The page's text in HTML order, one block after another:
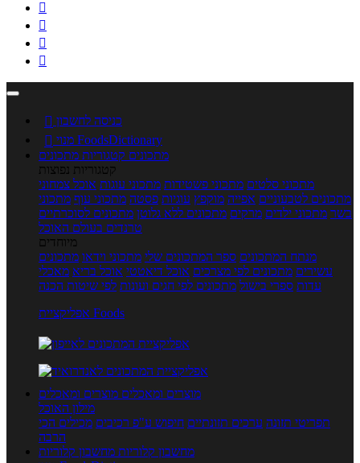




 כניסה לחשבון

מנוי FoodsDictionary
מתכונים קטגוריות מתכונים
קטגוריות נפוצות
מתכוני סלטים מתכוני פשטידות מתכוני עוגות אוכל צמחוני
מתכונים לטבעוניים אפייה מוקפץ עוגיות פסטה מתכוני עוף מתכוני
בשר מתכוני ילדים מרקים מתכונים ללא גלוטן מתכונים לסוכרתיים
טרנדים בעולם האוכל
מיוחדים
מנתח המתכונים ספר המתכונים שלי מתכוני וידאו מתכונים
עשירים מתכונים לפי מצרכים אוכל דיאטטי אוכל בריא מאכלי
עדות ספרי בישול מתכונים לפי חגים ועונות לפי שיטות הכנה
אפליקציית Foods
מוצרים ומאכלים מוצרים ומאכלים
מילון האוכל
תפריטי תזונה ערכים תזונתיים חיפוש ע"פ רכיבים מכילים הכי
הרבה
מחשבון קלוריות מחשבון קלוריות